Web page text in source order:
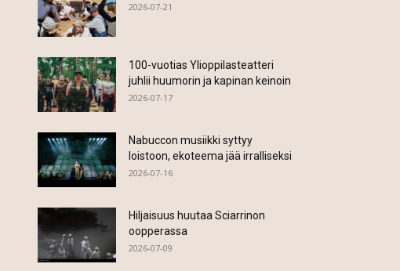
2026-07-21
100-vuotias Ylioppilasteatteri
juhlii huumorin ja kapinan keinoin
2026-07-17
Nabuccon musiikki syttyy
loistoon, ekoteema jää irralliseksi
2026-07-16
Hiljaisuus huutaa Sciarrinon
oopperassa
2026-07-09